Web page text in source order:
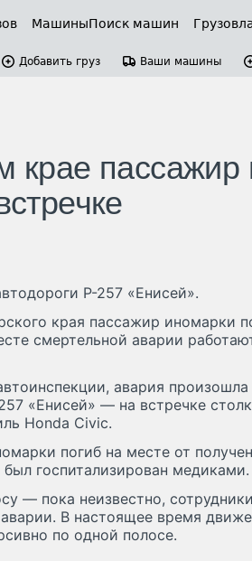
МашиныПоиск машин
Добавить груз Ваши машины
крае
Р-257 «Енисей».
края пассажир иномарки
смертельной аварии
авария
«Енисей» — на встречке
Honda Civic.
погиб на месте от
госпитализирован медиками.
— пока неизвестно,
В настоящее время
по одной полосе.